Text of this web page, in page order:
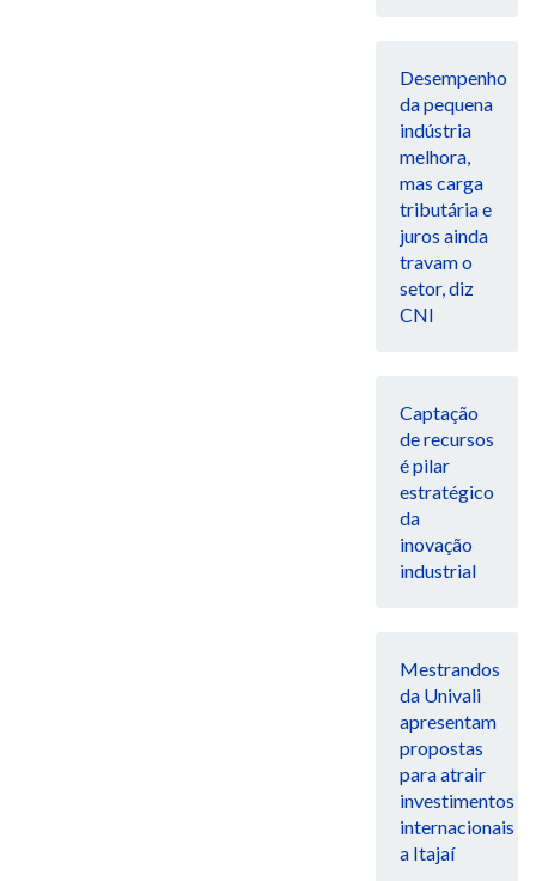
Desempenho
da pequena
indústria
melhora,
mas carga
tributária e
juros ainda
travam o
setor, diz
CNI
Captação
de recursos
é pilar
estratégico
da
inovação
industrial
Mestrandos
da Univali
apresentam
propostas
para atrair
investimentos
internacionais
a Itajaí